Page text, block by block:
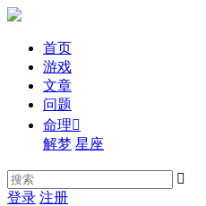
首页
游戏
文章
问题
命理
解梦 星座

登录 注册